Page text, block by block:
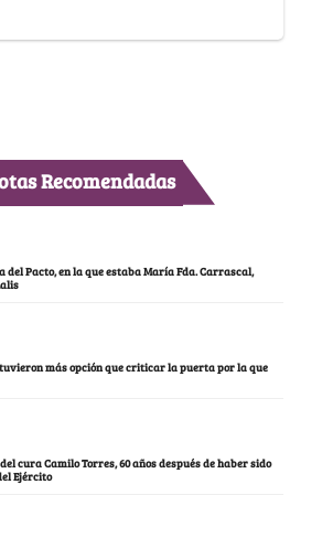
Recomendadas
Pacto, en la que estaba María Fda. Carrascal,
tuvieron más opción que criticar la puerta por la que
cura Camilo Torres, 60 años después de haber sido
Ejército